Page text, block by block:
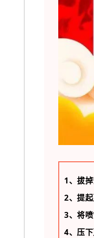
1、拔
2、提
3、将
4、压